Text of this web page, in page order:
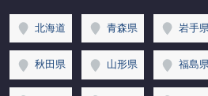
北海道 青森県 岩手
秋田県 山形県 福島